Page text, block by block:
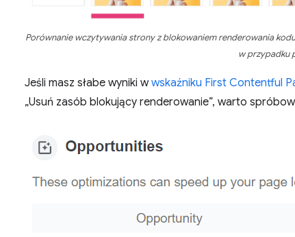
Porównanie wczytywania strony z blokowaniem renderowania
w przypadku
Jeśli masz słabe wyniki wwskaźniku First Contentful
„Usuń zasób blokujący renderowanie”, warto